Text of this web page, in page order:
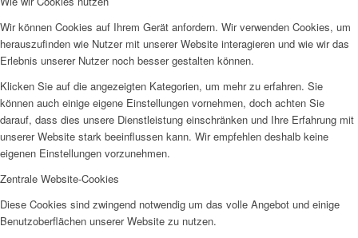
Wir können Cookies auf Ihrem Gerät anfordern. Wir verwenden Cookies, um
herauszufinden wie Nutzer mit unserer Website interagieren und wie wir das
Erlebnis unserer Nutzer noch besser gestalten können.
Klicken Sie auf die angezeigten Kategorien, um mehr zu erfahren. Sie
können auch einige eigene Einstellungen vornehmen, doch achten Sie
darauf, dass dies unsere Dienstleistung einschränken und Ihre Erfahrung mit
unserer Website stark beeinflussen kann. Wir empfehlen deshalb keine
eigenen Einstellungen vorzunehmen.
Zentrale Website-Cookies
Diese Cookies sind zwingend notwendig um das volle Angebot und einige
Benutzoberflächen unserer Website zu nutzen.